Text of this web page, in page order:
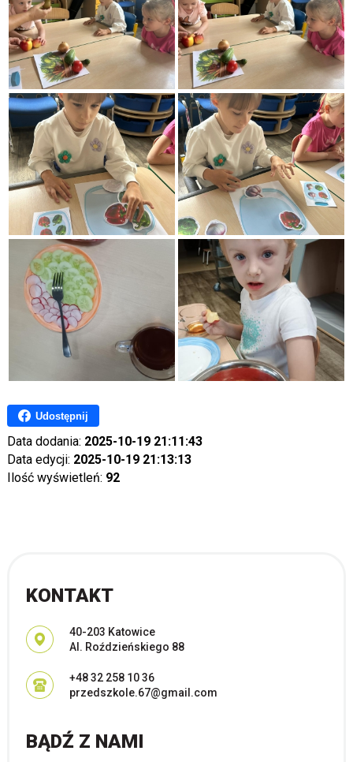
Udostępnij
Data dodania: 2025-10-19 21:11:43
Data edycji: 2025-10-19 21:13:13
Ilość wyświetleń: 92
KONTAKT
Adres pocztowy:
40-203 Katowice
Al. Roździeńskiego 88
+48 32 258 10 36
przedszkole.67@gmail.com
BĄDŹ Z NAMI